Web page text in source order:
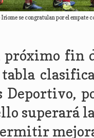
se congratulan por el
próximo fin
Deportivo,
superará